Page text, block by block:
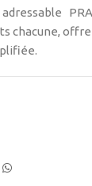
chacune,